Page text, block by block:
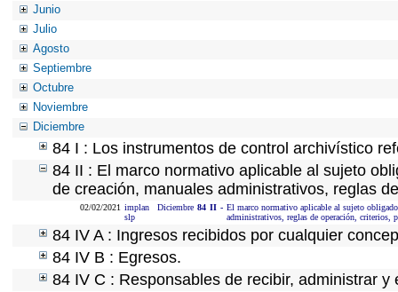
Junio
Julio
Agosto
Septiembre
Octubre
Noviembre
Diciembre
84 I : Los instrumentos de control archivístico
84 II : El marco normativo aplicable al sujeto
de creación, manuales administrativos, reglas
02/02/2021 implan
slp
Diciembre 84 II - El marco normativo aplicable al sujeto
administrativos, reglas de operación, criterios,
84 IV A : Ingresos recibidos por cualquier
84 IV B : Egresos.
84 IV C : Responsables de recibir, administrar y